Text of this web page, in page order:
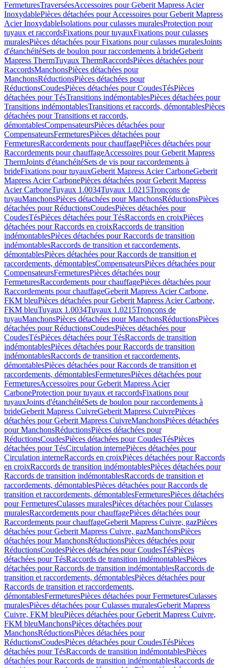
FermeturesTraverséesAccessoires pour Geberit Mapress Acier
InoxydablePièces détachées pour Accessoires pour Geberit Mapress
Acier InoxydableIsolations pour culasses muralesProtection pour
tuyaux et raccordsFixations pour tuyauxFixations pour culasses
muralesPièces détachées pour Fixations pour culasses muralesJoints
d'étanchéitéSets de boulon pour raccordements à brideGeberit
Mapress ThermTuyaux ThermRaccordsPièces détachées pour
RaccordsManchonsPièces détachées pour
ManchonsRéductionsPièces détachées pour
RéductionsCoudesPièces détachées pour CoudesTésPièces
détachées pour TésTransitions indémontablesPièces détachées pour
Transitions indémontablesTransitions et raccords, démontablesPièces
détachées pour Transitions et raccords,
démontablesCompensateursPièces détachées pour
CompensateursFermeturesPièces détachées pour
FermeturesRaccordements pour chauffagePièces détachées pour
Raccordements pour chauffageAccessoires pour Geberit Mapress
ThermJoints d'étanchéitéSets de vis pour raccordements à
brideFixations pour tuyauxGeberit Mapress Acier CarboneGeberit
Mapress Acier CarbonePièces détachées pour Geberit Mapress
Acier CarboneTuyaux 1.0034Tuyaux 1.0215Tronçons de
tuyauManchonsPièces détachées pour ManchonsRéductionsPièces
détachées pour RéductionsCoudesPièces détachées pour
CoudesTésPièces détachées pour TésRaccords en croixPièces
détachées pour Raccords en croixRaccords de transition
indémontablesPièces détachées pour Raccords de transition
indémontablesRaccords de transition et raccordements,
démontablesPièces détachées pour Raccords de transition et
raccordements, démontablesCompensateursPièces détachées pour
CompensateursFermeturesPièces détachées pour
FermeturesRaccordements pour chauffagePièces détachées pour
Raccordements pour chauffageGeberit Mapress Acier Carbone,
FKM bleuPièces détachées pour Geberit Mapress Acier Carbone,
FKM bleuTuyaux 1.0034Tuyaux 1.0215Tronçons de
tuyauManchonsPièces détachées pour ManchonsRéductionsPièces
détachées pour RéductionsCoudesPièces détachées pour
CoudesTésPièces détachées pour TésRaccords de transition
indémontablesPièces détachées pour Raccords de transition
indémontablesRaccords de transition et raccordements,
démontablesPièces détachées pour Raccords de transition et
raccordements, démontablesFermeturesPièces détachées pour
FermeturesAccessoires pour Geberit Mapress Acier
CarboneProtection pour tuyaux et raccordsFixations pour
tuyauxJoints d'étanchéitéSets de boulon pour raccordements à
brideGeberit Mapress CuivreGeberit Mapress CuivrePièces
détachées pour Geberit Mapress CuivreManchonsPièces détachées
pour ManchonsRéductionsPièces détachées pour
RéductionsCoudesPièces détachées pour CoudesTésPièces
détachées pour TésCirculation internePièces détachées pour
Circulation interneRaccords en croixPièces détachées pour Raccords
en croixRaccords de transition indémontablesPièces détachées pour
Raccords de transition indémontablesRaccords de transition et
raccordements, démontablesPièces détachées pour Raccords de
transition et raccordements, démontablesFermeturesPièces détachées
pour FermeturesCulasses muralesPièces détachées pour Culasses
muralesRaccordements pour chauffagePièces détachées pour
Raccordements pour chauffageGeberit Mapress Cuivre, gazPièces
détachées pour Geberit Mapress Cuivre, gazManchonsPièces
détachées pour ManchonsRéductionsPièces détachées pour
RéductionsCoudesPièces détachées pour CoudesTésPièces
détachées pour TésRaccords de transition indémontablesPièces
détachées pour Raccords de transition indémontablesRaccords de
transition et raccordements, démontablesPièces détachées pour
Raccords de transition et raccordements,
démontablesFermeturesPièces détachées pour FermeturesCulasses
muralesPièces détachées pour Culasses muralesGeberit Mapress
Cuivre, FKM bleuPièces détachées pour Geberit Mapress Cuivre,
FKM bleuManchonsPièces détachées pour
ManchonsRéductionsPièces détachées pour
RéductionsCoudesPièces détachées pour CoudesTésPièces
détachées pour TésRaccords de transition indémontablesPièces
détachées pour Raccords de transition indémontablesRaccords de